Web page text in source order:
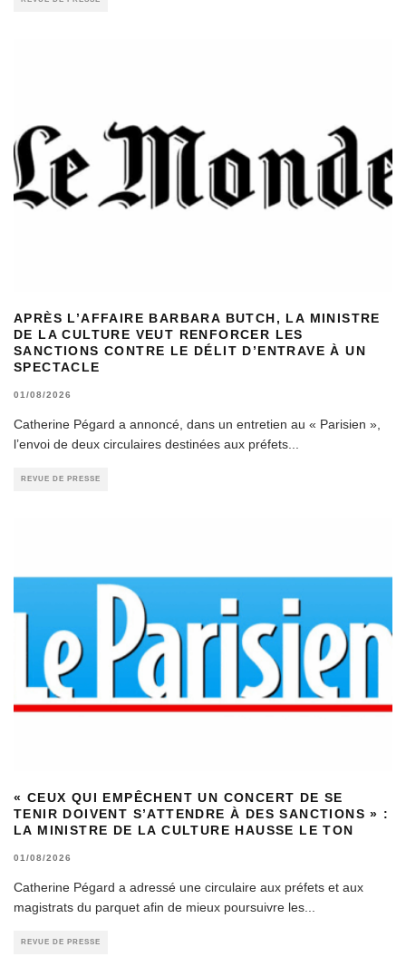
APRÈS L’AFFAIRE BARBARA BUTCH, LA MINISTRE
DE LA CULTURE VEUT RENFORCER LES
SANCTIONS CONTRE LE DÉLIT D’ENTRAVE À UN
SPECTACLE
01/08/2026
Catherine Pégard a annoncé, dans un entretien au « Parisien »,
l’envoi de deux circulaires destinées aux préfets
REVUE DE PRESSE
« CEUX QUI EMPÊCHENT UN CONCERT DE SE
TENIR DOIVENT S’ATTENDRE À DES SANCTIONS » :
LA MINISTRE DE LA CULTURE HAUSSE LE TON
01/08/2026
Catherine Pégard a adressé une circulaire aux préfets et aux
magistrats du parquet afin de mieux poursuivre les
REVUE DE PRESSE